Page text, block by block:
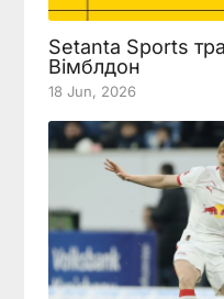
Setanta Sports
Вімблдон
18 Jun, 2026